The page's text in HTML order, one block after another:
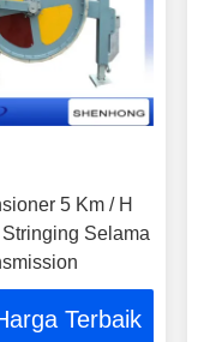
5 Km / H
Selama
Terbaik